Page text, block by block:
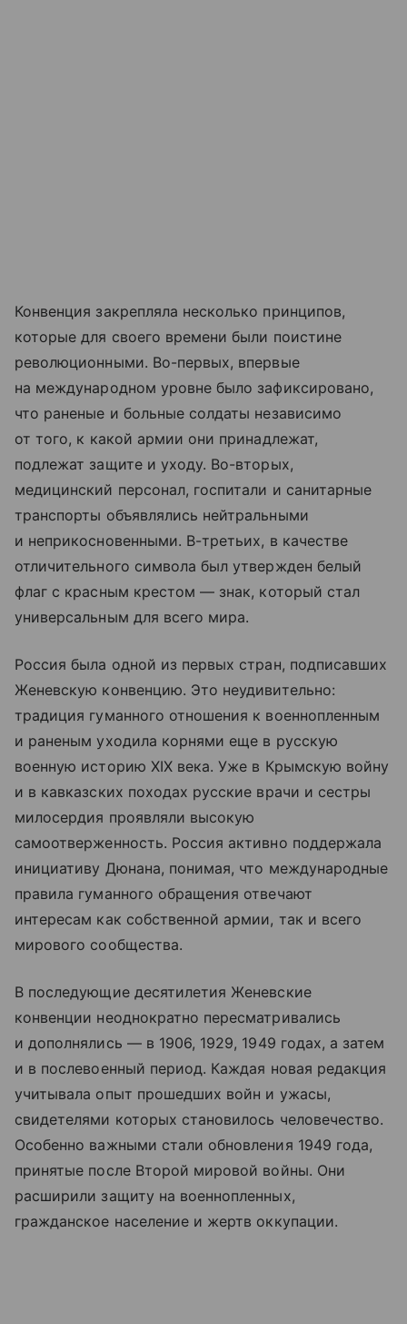
Конвенция закрепляла несколько принципов,
которые для своего времени были поистине
революционными. Во-первых, впервые
на международном уровне было зафиксировано,
что раненые и больные солдаты независимо
от того, к какой армии они принадлежат,
подлежат защите и уходу. Во-вторых,
медицинский персонал, госпитали и санитарные
транспорты объявлялись нейтральными
и неприкосновенными. В-третьих, в качестве
отличительного символа был утвержден белый
флаг с красным крестом — знак, который стал
универсальным для всего мира.
Россия была одной из первых стран, подписавших
Женевскую конвенцию. Это неудивительно:
традиция гуманного отношения к военнопленным
и раненым уходила корнями еще в русскую
военную историю XIX века. Уже в Крымскую войну
и в кавказских походах русские врачи и сестры
милосердия проявляли высокую
самоотверженность. Россия активно поддержала
инициативу Дюнана, понимая, что международные
правила гуманного обращения отвечают
интересам как собственной армии, так и всего
мирового сообщества.
В последующие десятилетия Женевские
конвенции неоднократно пересматривались
и дополнялись — в 1906, 1929, 1949 годах, а затем
и в послевоенный период. Каждая новая редакция
учитывала опыт прошедших войн и ужасы,
свидетелями которых становилось человечество.
Особенно важными стали обновления 1949 года,
принятые после Второй мировой войны. Они
расширили защиту на военнопленных,
гражданское население и жертв оккупации.